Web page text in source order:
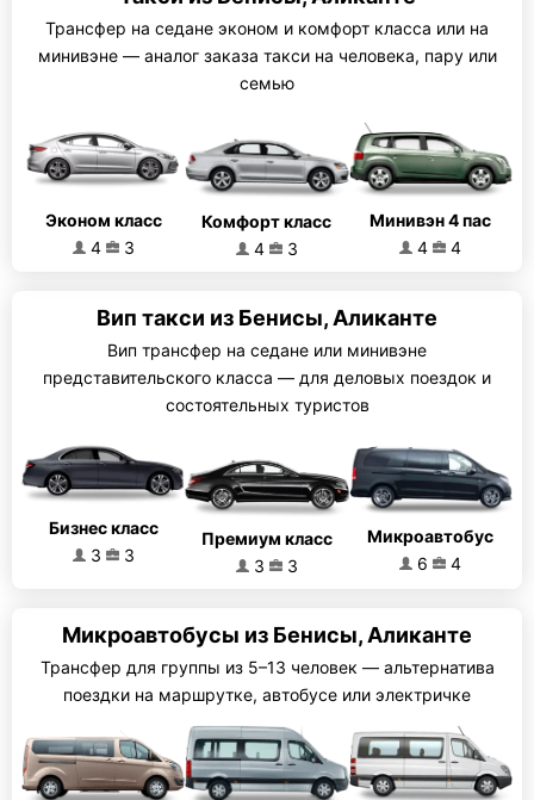
Трансфер на седане эконом и комфорт класса или на
минивэне — аналог заказа такси на человека, пару или
семью
Эконом класс
4
3
Комфорт класс
4
3
Минивэн 4 пас
4
4
Вип такси из Бенисы, Аликанте
Вип трансфер на седане или минивэне
представительского класса — для деловых поездок и
состоятельных туристов
Бизнес класс
3
3
Премиум класс
3
3
Микроавтобус
6
4
Микроавтобусы из Бенисы, Аликанте
Трансфер для группы из 5–13 человек — альтернатива
поездки на маршрутке, автобусе или электричке